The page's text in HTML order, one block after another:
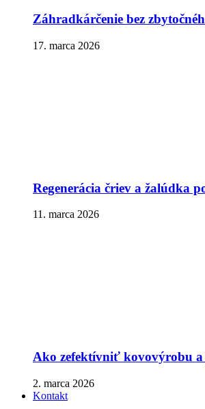
Záhradkárčenie bez
17. marca 2026
Regenerácia čriev a žalúdka
11. marca 2026
Ako zefektívniť kovovýrobu a
2. marca 2026
Kontakt